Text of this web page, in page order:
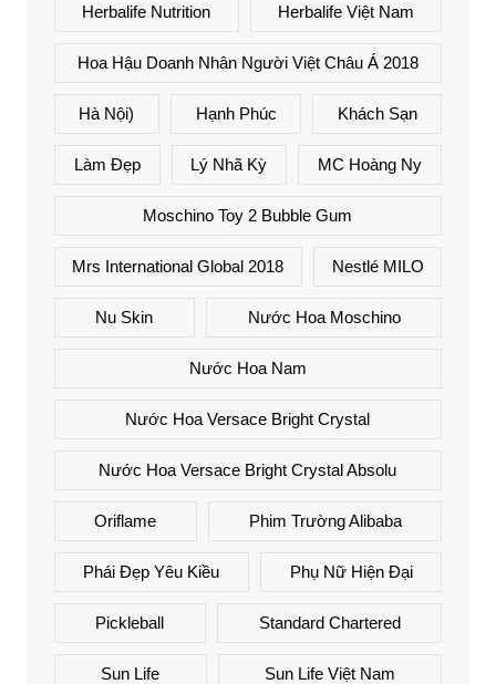
Herbalife Nutrition Herbalife Việt Nam
Hoa Hậu Doanh Nhân Người Việt Châu Á 2018
Hà Nội) Hạnh Phúc Khách Sạn
Làm Đẹp Lý Nhã Kỳ MC Hoàng Ny
Moschino Toy 2 Bubble Gum
Mrs International Global 2018 Nestlé MILO
Nu Skin Nước Hoa Moschino
Nước Hoa Nam
Nước Hoa Versace Bright Crystal
Nước Hoa Versace Bright Crystal Absolu
Oriflame Phim Trường Alibaba
Phái Đẹp Yêu Kiều Phụ Nữ Hiện Đại
Pickleball Standard Chartered
Sun Life Sun Life Việt Nam